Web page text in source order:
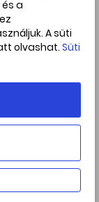
többször is
mentén
az égbolton.
hogy könnyen
és
képest a
a
A süti
olvashat. Süti